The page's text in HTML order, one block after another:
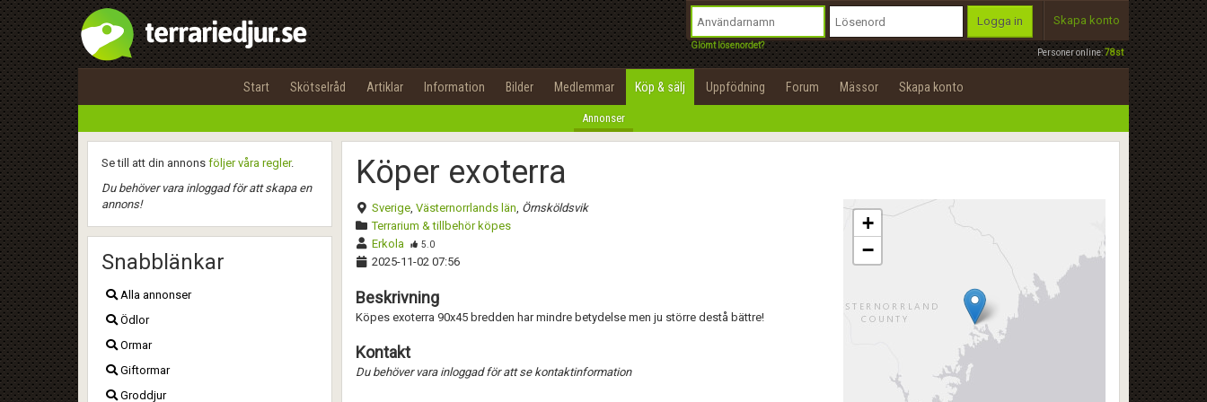
Personer online:78st
Logga in
Glömt lösenordet?
Skapa konto
Start Skötselråd Artiklar Information Bilder Medlemmar Köp & sälj Uppfödning Forum Mässor Skapa konto
Annonser
Se till att din annons följer våra regler.
Du behöver vara inloggad för att skapa en
annons!
Snabblänkar
Alla annonser
Ödlor
Ormar
Giftormar
Groddjur
Köper exoterra
+
−
Sverige, Västernorrlands län, Örnsköldsvik
Terrarium & tillbehör köpes
Erkola
5.0
2025-11-02 07:56
Beskrivning
Köpes exoterra 90x45 bredden har mindre betydelse men ju större destå bättre!
Kontakt
Du behöver vara inloggad för att se kontaktinformation
Namn:
Beskrivning:
Alla Positiva Negativa
Spara
Betygsätt
Utför
100%
OK
integritetspolicy
Namn:
Epost:
Lösenord:
Terms of Service
Begär nytt lösenord
Tillbaka till förstasidan